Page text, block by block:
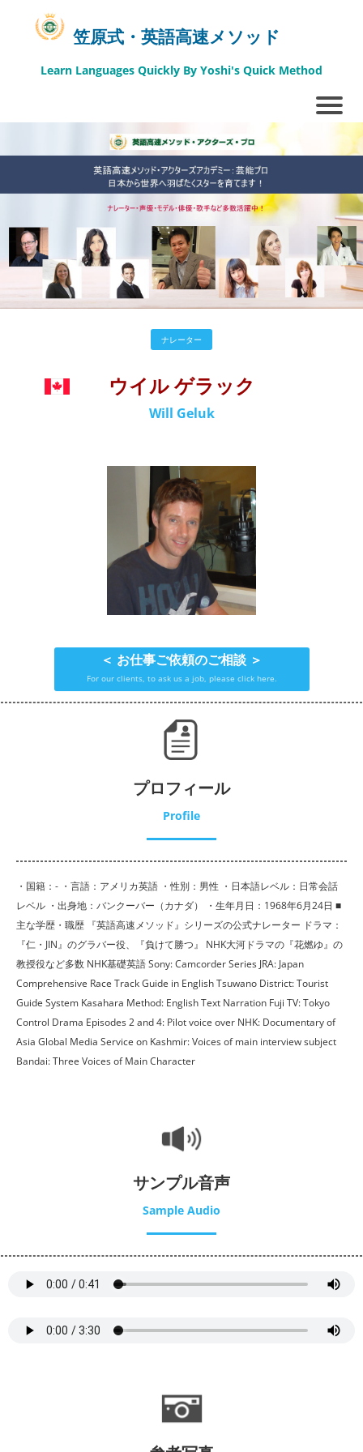
笠原式・英語高速メソッド
Learn Languages Quickly By Yoshi's Quick Method
ナレーター
ウイル ゲラック
Will Geluk
＜ お仕事ご依頼のご相談 ＞
For our clients, to ask us a job, please click here.
プロフィール
Profile
・国籍：- ・言語：アメリカ英語 ・性別：男性 ・日本語レベル：日常会話
レベル ・出身地：バンクーバー（カナダ） ・生年月日：1968年6月24日 ■
主な学歴・職歴 『英語高速メソッド』シリーズの公式ナレーター ドラマ：
『仁・JIN』のグラバー役、『負けて勝つ』 NHK大河ドラマの『花燃ゆ』の
教授役など多数 NHK基礎英語 Sony: Camcorder Series JRA: Japan
Comprehensive Race Track Guide in English Tsuwano District: Tourist
Guide System Kasahara Method: English Text Narration Fuji TV: Tokyo
Control Drama Episodes 2 and 4: Pilot voice over NHK: Documentary of
Asia Global Media Service on Kashmir: Voices of main interview subject
Bandai: Three Voices of Main Character
サンプル音声
Sample Audio